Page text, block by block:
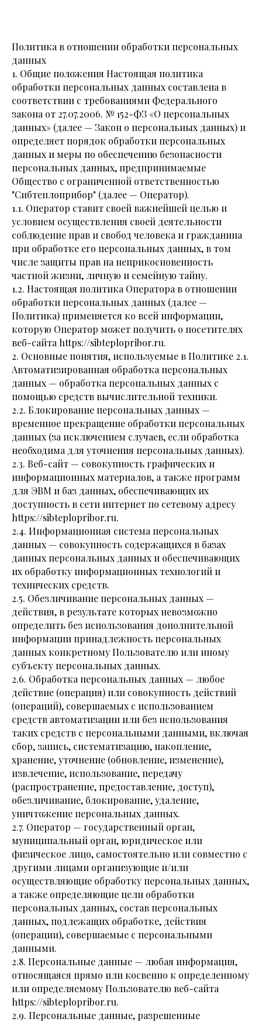
Политика в отношении обработки персональных
данных
1. Общие положения Настоящая политика
обработки персональных данных составлена в
соответствии с требованиями Федерального
закона от 27.07.2006. № 152-ФЗ «О персональных
данных» (далее — Закон о персональных данных) и
определяет порядок обработки персональных
данных и меры по обеспечению безопасности
персональных данных, предпринимаемые
Общество с ограниченной ответственностью
"Сибтеплоприбор" (далее — Оператор).
1.1. Оператор ставит своей важнейшей целью и
условием осуществления своей деятельности
соблюдение прав и свобод человека и гражданина
при обработке его персональных данных, в том
числе защиты прав на неприкосновенность
частной жизни, личную и семейную тайну.
1.2. Настоящая политика Оператора в отношении
обработки персональных данных (далее —
Политика) применяется ко всей информации,
которую Оператор может получить о посетителях
веб-сайта https://sibteplopribor.ru.
2. Основные понятия, используемые в Политике 2.1.
Автоматизированная обработка персональных
данных — обработка персональных данных с
помощью средств вычислительной техники.
2.2. Блокирование персональных данных —
временное прекращение обработки персональных
данных (за исключением случаев, если обработка
необходима для уточнения персональных данных).
2.3. Веб-сайт — совокупность графических и
информационных материалов, а также программ
для ЭВМ и баз данных, обеспечивающих их
доступность в сети интернет по сетевому адресу
https://sibteplopribor.ru.
2.4. Информационная система персональных
данных — совокупность содержащихся в базах
данных персональных данных и обеспечивающих
их обработку информационных технологий и
технических средств.
2.5. Обезличивание персональных данных —
действия, в результате которых невозможно
определить без использования дополнительной
информации принадлежность персональных
данных конкретному Пользователю или иному
субъекту персональных данных.
2.6. Обработка персональных данных — любое
действие (операция) или совокупность действий
(операций), совершаемых с использованием
средств автоматизации или без использования
таких средств с персональными данными, включая
сбор, запись, систематизацию, накопление,
хранение, уточнение (обновление, изменение),
извлечение, использование, передачу
(распространение, предоставление, доступ),
обезличивание, блокирование, удаление,
уничтожение персональных данных.
2.7. Оператор — государственный орган,
муниципальный орган, юридическое или
физическое лицо, самостоятельно или совместно с
другими лицами организующие и/или
осуществляющие обработку персональных данных,
а также определяющие цели обработки
персональных данных, состав персональных
данных, подлежащих обработке, действия
(операции), совершаемые с персональными
данными.
2.8. Персональные данные — любая информация,
относящаяся прямо или косвенно к определенному
или определяемому Пользователю веб-сайта
https://sibteplopribor.ru.
2.9. Персональные данные, разрешенные